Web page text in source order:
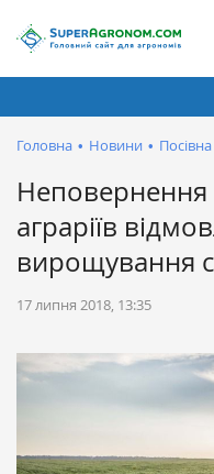
Головна • Новини • Посівна
аграріїв
вирощування
17 липня 2018, 13:35